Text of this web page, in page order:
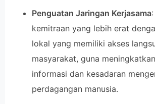
Penguatan Jaringan Kerjasama
kemitraan yang lebih erat
lokal yang memiliki akses
masyarakat, guna
informasi dan kesadaran
perdagangan manusia.